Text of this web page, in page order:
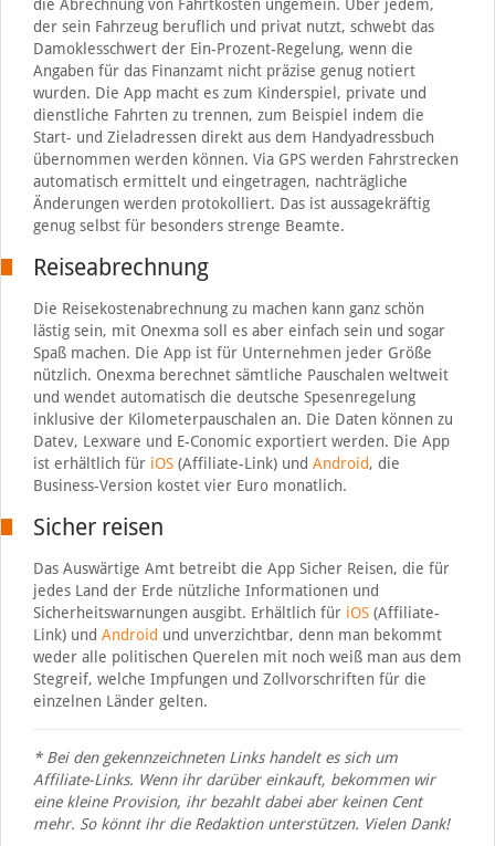
die Abrechnung von Fahrtkosten ungemein. Über jedem,
der sein Fahrzeug beruflich und privat nutzt, schwebt das
Damoklesschwert der Ein-Prozent-Regelung, wenn die
Angaben für das Finanzamt nicht präzise genug notiert
wurden. Die App macht es zum Kinderspiel, private und
dienstliche Fahrten zu trennen, zum Beispiel indem die
Start- und Zieladressen direkt aus dem Handyadressbuch
übernommen werden können. Via GPS werden Fahrstrecken
automatisch ermittelt und eingetragen, nachträgliche
Änderungen werden protokolliert. Das ist aussagekräftig
genug selbst für besonders strenge Beamte.
Reiseabrechnung
Die Reisekostenabrechnung zu machen kann ganz schön
lästig sein, mit Onexma soll es aber einfach sein und sogar
Spaß machen. Die App ist für Unternehmen jeder Größe
nützlich. Onexma berechnet sämtliche Pauschalen weltweit
und wendet automatisch die deutsche Spesenregelung
inklusive der Kilometerpauschalen an. Die Daten können zu
Datev, Lexware und E-Conomic exportiert werden. Die App
ist erhältlich für iOS(Affiliate-Link) und Android, die
Business-Version kostet vier Euro monatlich.
Sicher reisen
Das Auswärtige Amt betreibt die App Sicher Reisen, die für
jedes Land der Erde nützliche Informationen und
Sicherheitswarnungen ausgibt. Erhältlich für iOS(Affiliate-
Link) und Android und unverzichtbar, denn man bekommt
weder alle politischen Querelen mit noch weiß man aus dem
Stegreif, welche Impfungen und Zollvorschriften für die
einzelnen Länder gelten.
* Bei den gekennzeichneten Links handelt es sich um
Affiliate-Links. Wenn ihr darüber einkauft, bekommen wir
eine kleine Provision, ihr bezahlt dabei aber keinen Cent
mehr. So könnt ihr die Redaktion unterstützen. Vielen Dank!